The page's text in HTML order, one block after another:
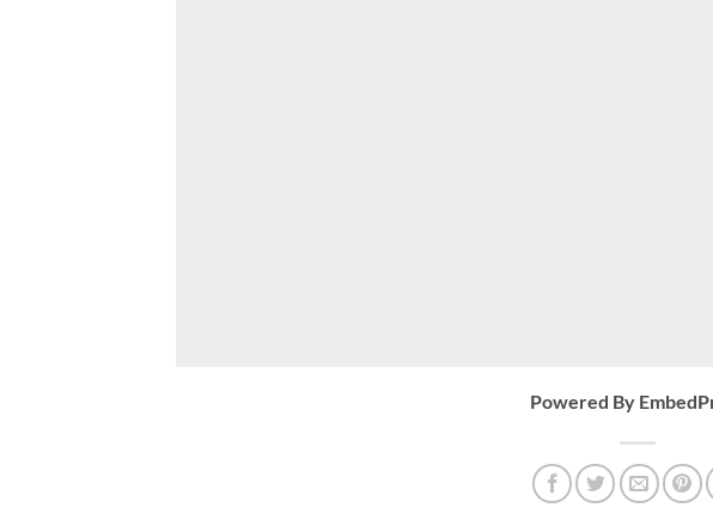
Powered By